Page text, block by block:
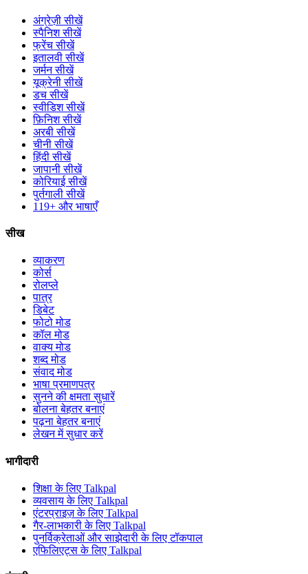
अंग्रेज़ी सीखें
स्पैनिश सीखें
फ्रेंच सीखें
इतालवी सीखें
जर्मन सीखें
यूक्रेनी सीखें
डच सीखें
स्वीडिश सीखें
फ़िनिश सीखें
अरबी सीखें
चीनी सीखें
हिंदी सीखें
जापानी सीखें
कोरियाई सीखें
पुर्तगाली सीखें
119+ और भाषाएँ
सीख
व्याकरण
कोर्स
रोलप्ले
पात्र
डिबेट
फोटो मोड
कॉल मोड
वाक्य मोड
शब्द मोड
संवाद मोड
भाषा प्रमाणपत्र
सुनने की क्षमता सुधारें
बोलना बेहतर बनाएं
पढ़ना बेहतर बनाएं
लेखन में सुधार करें
भागीदारी
शिक्षा के लिए Talkpal
व्यवसाय के लिए Talkpal
एंटरप्राइज़ के लिए Talkpal
गैर-लाभकारी के लिए Talkpal
पुनर्विक्रेताओं और साझेदारी के लिए टॉकपाल
एफिलिएट्स के लिए Talkpal